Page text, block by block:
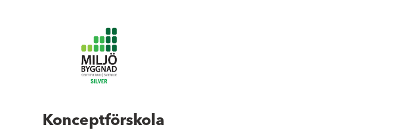
Konceptförskola